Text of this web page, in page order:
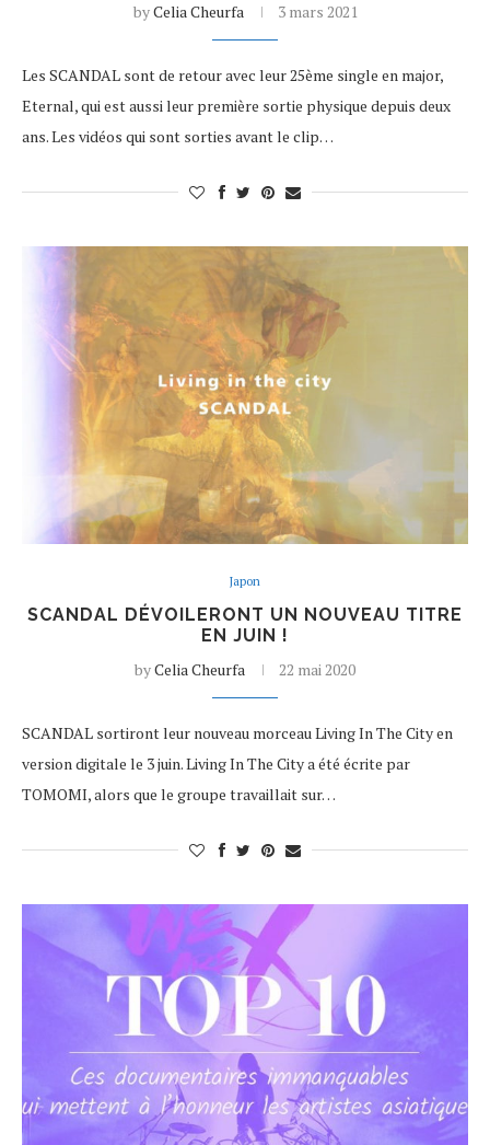
byCelia Cheurfa 3 mars 2021
Les SCANDAL sont de retour avec leur 25ème single en major,
Eternal, qui est aussi leur première sortie physique depuis deux
ans. Les vidéos qui sont sorties avant le clip…
Japon
SCANDAL DÉVOILERONT UN NOUVEAU TITRE
EN JUIN !
byCelia Cheurfa 22 mai 2020
SCANDAL sortiront leur nouveau morceau Living In The City en
version digitale le 3 juin. Living In The City a été écrite par
TOMOMI, alors que le groupe travaillait sur…